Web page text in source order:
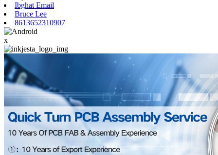
Ibgħat Email
Bruce Lee
8613652310907
x